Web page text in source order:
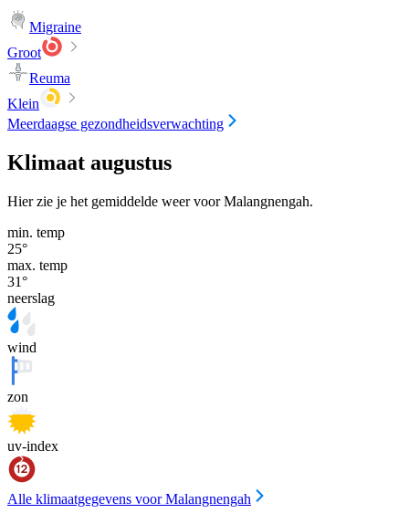
Migraine
Groot
Reuma
Klein
Meerdaagse gezondheidsverwachting
Klimaat augustus
Hier zie je het gemiddelde weer voor Malangnengah.
min. temp
25°
max. temp
31°
neerslag
wind
zon
uv-index
Alle klimaatgegevens voor Malangnengah